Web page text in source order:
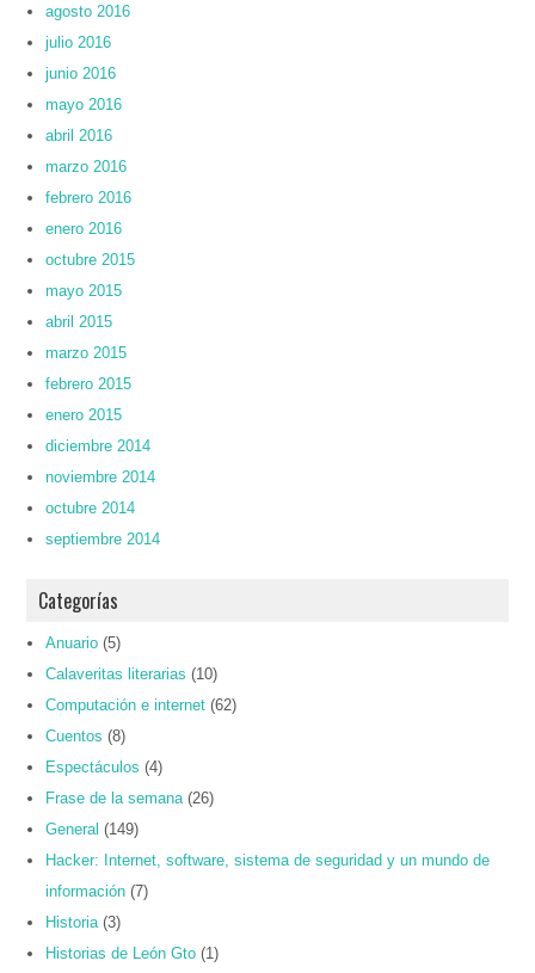
agosto 2016
julio 2016
junio 2016
mayo 2016
abril 2016
marzo 2016
febrero 2016
enero 2016
octubre 2015
mayo 2015
abril 2015
marzo 2015
febrero 2015
enero 2015
diciembre 2014
noviembre 2014
octubre 2014
septiembre 2014
Categorías
Anuario (5)
Calaveritas literarias (10)
Computación e internet (62)
Cuentos (8)
Espectáculos (4)
Frase de la semana (26)
General (149)
Hacker: Internet, software, sistema de seguridad y un mundo de
información (7)
Historia (3)
Historias de León Gto (1)